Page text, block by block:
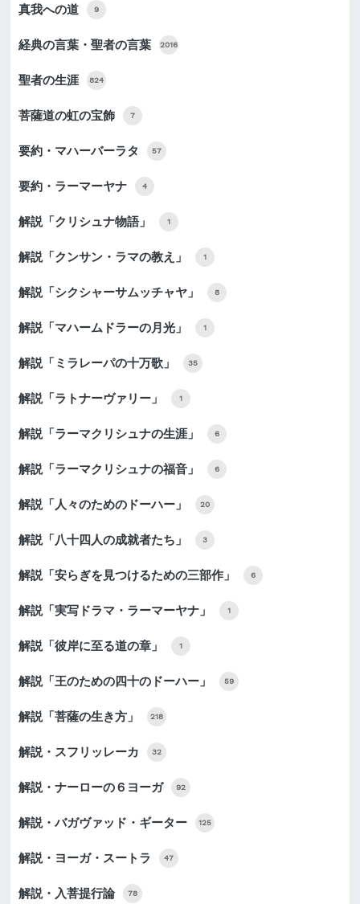
真我への道 9
経典の言葉・聖者の言葉 2016
聖者の生涯 824
菩薩道の虹の宝飾 7
要約・マハーバーラタ 57
要約・ラーマーヤナ 4
解説「クリシュナ物語」 1
解説「クンサン・ラマの教え」 1
解説「シクシャーサムッチャヤ」 8
解説「マハームドラーの月光」 1
解説「ミラレーパの十万歌」 35
解説「ラトナーヴァリー」 1
解説「ラーマクリシュナの生涯」 6
解説「ラーマクリシュナの福音」 6
解説「人々のためのドーハー」 20
解説「八十四人の成就者たち」 3
解説「安らぎを見つけるための三部作」 6
解説「実写ドラマ・ラーマーヤナ」 1
解説「彼岸に至る道の章」 1
解説「王のための四十のドーハー」 59
解説「菩薩の生き方」 218
解説・スフリッレーカ 32
解説・ナーローの６ヨーガ 92
解説・バガヴァッド・ギーター 125
解説・ヨーガ・スートラ 47
解説・入菩提行論 78